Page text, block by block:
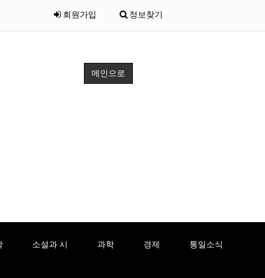
회원가입 정보찾기
메인으로
소설과 시 과학 경제 통일소식